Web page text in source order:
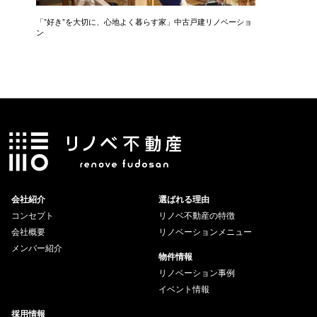
「”好き”を大切に、心地よく暮らす家」中古戸建リノベーショ
ン
会社紹介
コンセプト
会社概要
メンバー紹介
選ばれる理由
リノベ不動産の特徴
リノベーションメニュー
物件情報
リノベーション事例
イベント情報
採用情報